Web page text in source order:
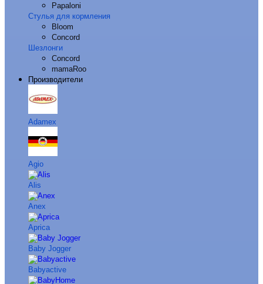
Papaloni
Стулья для кормления
Bloom
Concord
Шезлонги
Concord
mamaRoo
Производители
Adamex
Agio
Alis
Anex
Aprica
Baby Jogger
Babyactive